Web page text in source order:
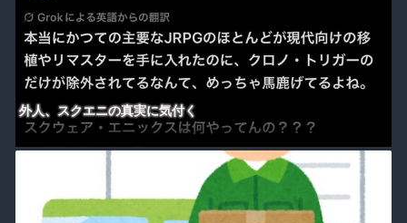
外人、スクエニの真実に気付く